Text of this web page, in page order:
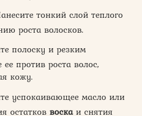
тонкий слой теплого
роста волосков.
полоску и резким
против роста волос,
кожу.
успокаивающее масло или
остатков воскаи снятия